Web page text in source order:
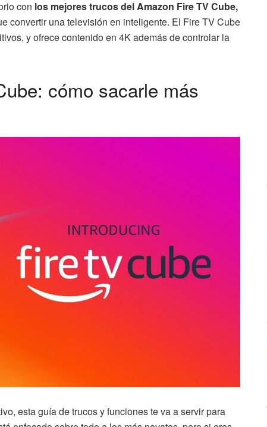
con los mejores trucos del Amazon Fire TV Cube,
convertir una televisión en inteligente. El Fire TV Cube
y ofrece contenido en 4K además de controlar la
cómo sacarle más
esta guía de trucos y funciones te va a servir para